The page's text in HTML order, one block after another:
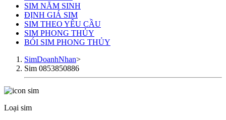
SIM NĂM SINH
ĐỊNH GIÁ SIM
SIM THEO YÊU CẦU
SIM PHONG THỦY
BÓI SIM PHONG THỦY
SimDoanhNhan>
Sim 0853850886
Loại sim